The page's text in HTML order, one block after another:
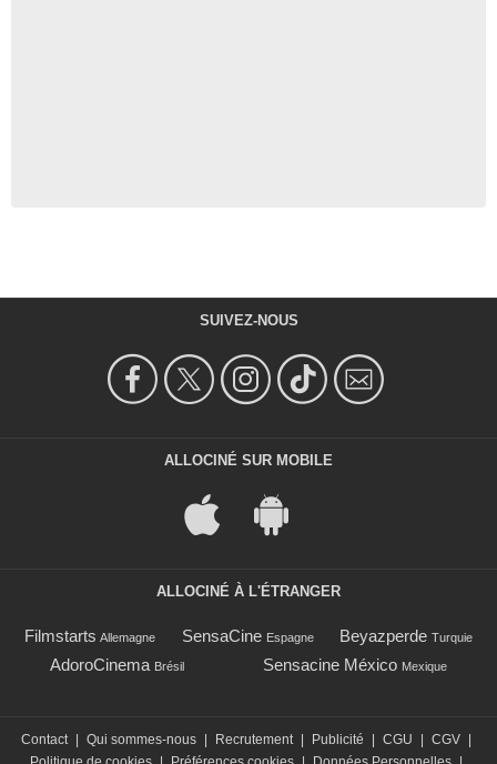
SUIVEZ-NOUS
ALLOCINÉ SUR MOBILE
ALLOCINÉ À L'ÉTRANGER
Filmstarts Allemagne SensaCine Espagne Beyazperde Turquie
AdoroCinema Brésil Sensacine México Mexique
Contact Qui sommes-nous Recrutement Publicité CGU CGV